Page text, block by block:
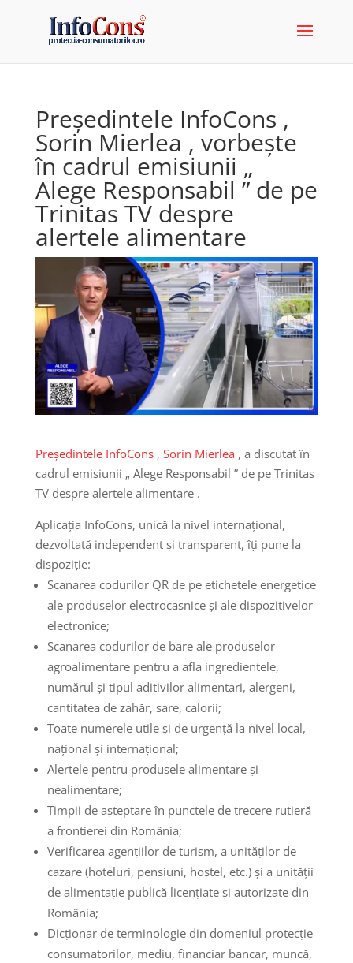
Președintele InfoCons ,
Sorin Mierlea , vorbește
în cadrul emisiunii „
Alege Responsabil ” de pe
Trinitas TV despre
alertele alimentare
Președintele InfoCons, Sorin Mierlea , a discutat în
cadrul emisiunii „ Alege Responsabil ” de pe Trinitas
TV despre alertele alimentare .
Aplicația InfoCons, unică la nivel internațional,
dezvoltată independent și transparent, îți pune la
dispoziție:
Scanarea codurilor QR de pe etichetele energetice
ale produselor electrocasnice și ale dispozitivelor
electronice;
Scanarea codurilor de bare ale produselor
agroalimentare pentru a afla ingredientele,
numărul și tipul aditivilor alimentari, alergeni,
cantitatea de zahăr, sare, calorii;
Toate numerele utile și de urgență la nivel local,
național și internațional;
Alertele pentru produsele alimentare și
nealimentare;
Timpii de așteptare în punctele de trecere rutieră
a frontierei din România;
Verificarea agențiilor de turism, a unităților de
cazare (hoteluri, pensiuni, hostel, etc.) și a unității
de alimentație publică licențiate și autorizate din
România;
Dicționar de terminologie din domeniul protecție
consumatorilor, mediu, financiar bancar, muncă,